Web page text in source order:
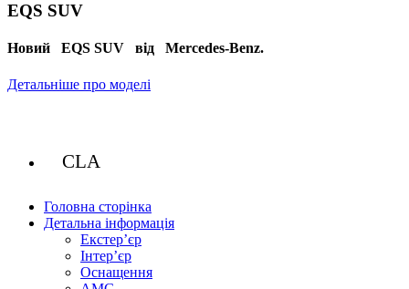
EQS SUV
Новий EQS SUV від Mercedes-Benz.
Детальніше про моделі
CLA
Головна сторінка
Детальна інформація
Екстер’єр
Інтер’єр
Оснащення